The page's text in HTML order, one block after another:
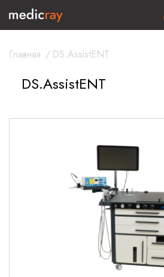
Главная / DS.AssistENT
DS.AssistENT